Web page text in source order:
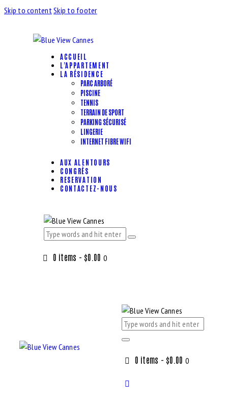
Skip to contentSkip to footer
ACCUEIL
L’APPARTEMENT
LA RÉSIDENCE
PARC ARBORÉ
PISCINE
TENNIS
TERRAIN DE SPORT
PARKING SÉCURISÉ
LINGERIE
INTERNET FIBRE WIFI
AUX ALENTOURS
CONGRÈS
RESERVATION
CONTACTEZ-NOUS
0 items - $0.00 0
0 items - $0.00 0